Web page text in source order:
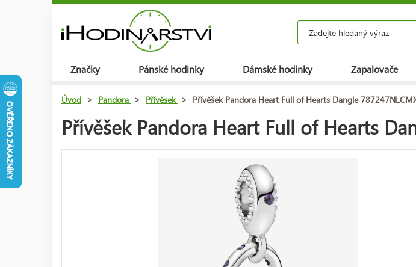
Značky Pánské hodinky Dámské hodinky Zapalovače
Úvod > Pandora > Přívěsek > Přívěšek Pandora Heart Full of Hearts Dangle
Přívěšek Pandora Heart Full of Hearts